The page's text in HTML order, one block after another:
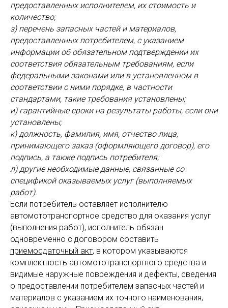
предоставленных исполнителем, их стоимость и
количество;
з) перечень запасных частей и материалов,
предоставленных потребителем, с указанием
информации об обязательном подтверждении их
соответствия обязательным требованиям, если
федеральными законами или в установленном в
соответствии с ними порядке, в частности
стандартами, такие требования установлены;
и) гарантийные сроки на результаты работы, если они
установлены;
к) должность, фамилия, имя, отчество лица,
принимающего заказ (оформляющего договор), его
подпись, а также подпись потребителя;
л) другие необходимые данные, связанные со
спецификой оказываемых услуг (выполняемых
работ).
Если потребитель оставляет исполнителю
автомототранспортное средство для оказания услуг
(выполнения работ), исполнитель обязан
одновременно с договором составить
приемосдаточный акт, в котором указываются
комплектность автомототранспортного средства и
видимые наружные повреждения и дефекты, сведения
о предоставлении потребителем запасных частей и
материалов с указанием их точного наименования,